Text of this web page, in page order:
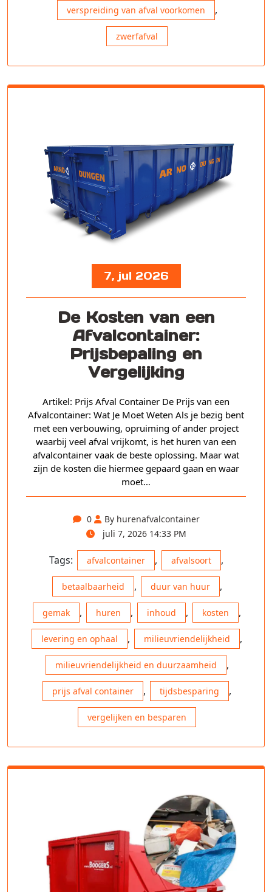
verspreiding van afval voorkomen ,
zwerfafval
7, jul 2026
De Kosten van een
Afvalcontainer:
Prijsbepaling en
Vergelijking
Artikel: Prijs Afval Container De Prijs van een
Afvalcontainer: Wat Je Moet Weten Als je bezig bent
met een verbouwing, opruiming of ander project
waarbij veel afval vrijkomt, is het huren van een
afvalcontainer vaak de beste oplossing. Maar wat
zijn de kosten die hiermee gepaard gaan en waar
moet…
0
By hurenafvalcontainer
juli 7, 2026 14:33 PM
Tags: afvalcontainer , afvalsoort ,
betaalbaarheid , duur van huur ,
gemak , huren , inhoud , kosten ,
levering en ophaal , milieuvriendelijkheid ,
milieuvriendelijkheid en duurzaamheid ,
prijs afval container , tijdsbesparing ,
vergelijken en besparen